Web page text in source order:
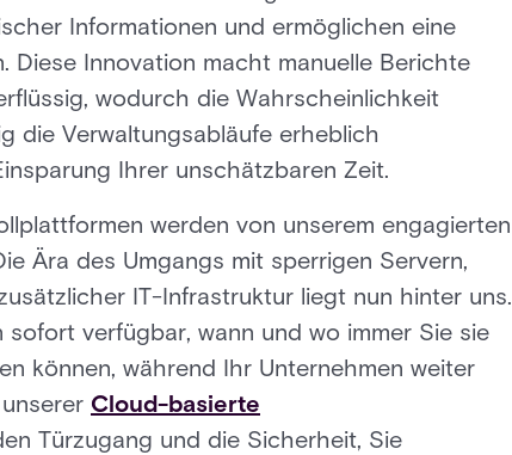
Informationen und ermöglichen eine
Innovation macht manuelle Berichte
wodurch die Wahrscheinlichkeit
die Verwaltungsabläufe erheblich
Ihrer unschätzbaren Zeit.
werden von unserem engagierten
Ära des Umgangs mit sperrigen Servern,
IT-Infrastruktur liegt nun hinter uns.
verfügbar, wann und wo immer Sie sie
können, während Ihr Unternehmen weiter
Cloud-basierte
Türzugang und die Sicherheit, Sie